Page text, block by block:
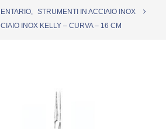
, STRUMENTI IN ACCIAIO INOX
INOX KELLY – CURVA – 16 CM